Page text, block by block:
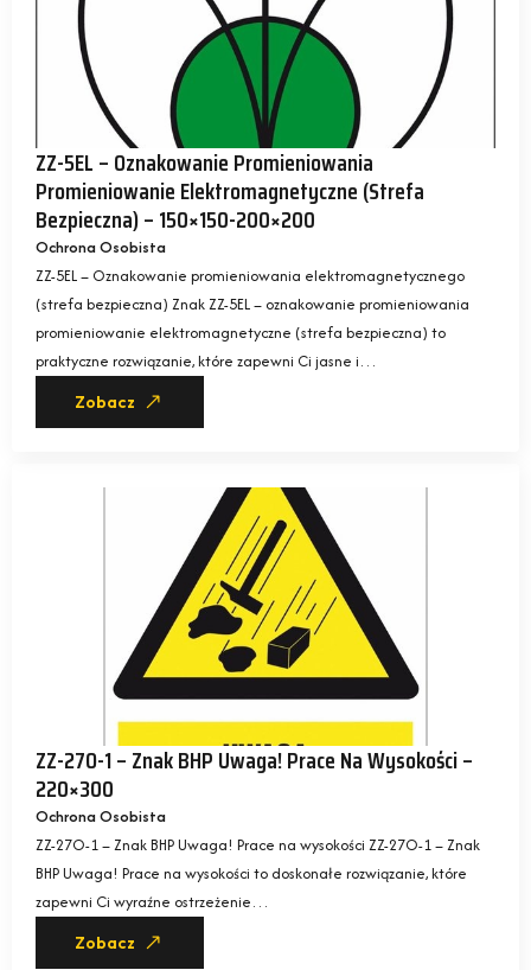
ZZ-5EL – Oznakowanie Promieniowania
Promieniowanie Elektromagnetyczne (strefa
Bezpieczna) – 150×150-200×200
Ochrona Osobista
ZZ-5EL – Oznakowanie promieniowania elektromagnetycznego
(strefa bezpieczna) Znak ZZ-5EL – oznakowanie promieniowania
promieniowanie elektromagnetyczne (strefa bezpieczna) to
praktyczne rozwiązanie, które zapewni Ci jasne i…
Zobacz
ZZ-27O-1 – Znak BHP Uwaga! Prace Na Wysokości –
220×300
Ochrona Osobista
ZZ-27O-1 – Znak BHP Uwaga! Prace na wysokości ZZ-27O-1 – Znak
BHP Uwaga! Prace na wysokości to doskonałe rozwiązanie, które
zapewni Ci wyraźne ostrzeżenie…
Zobacz